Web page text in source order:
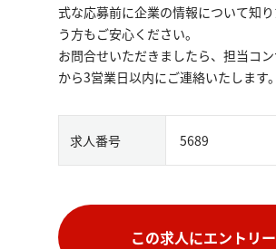
式な応募前に企業の情報について知
う方もご安心ください。
お問合せいただきましたら、担当コ
から3営業日以内にご連絡いたします。
求人番号 5689
この求人にエントリー